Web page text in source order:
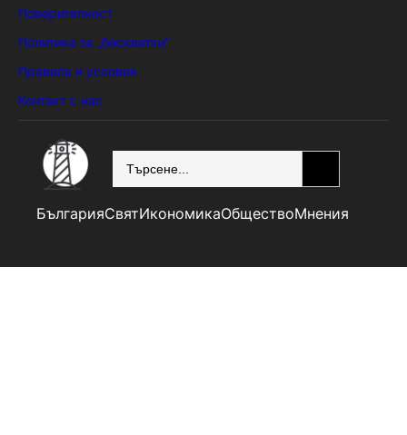
Поверителност
Политика за „бисквитки“
Правила и условия
Контакт с нас
БългарияСвятИкономикаОбществоМнения